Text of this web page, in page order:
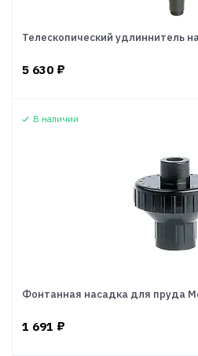
Телескопический удлиннитель
5 630 ₽
В наличии
Фонтанная насадка для пруда
1 691 ₽